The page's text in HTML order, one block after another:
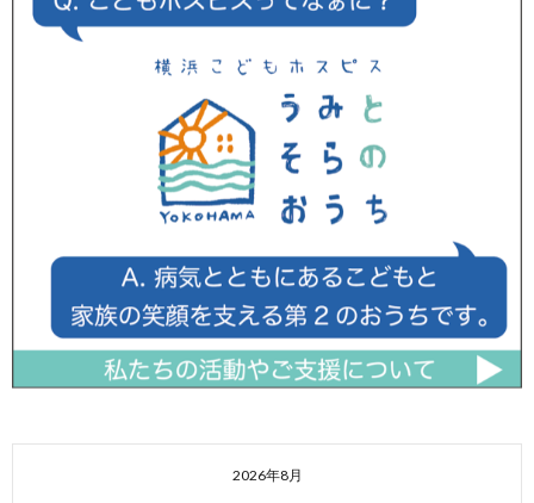
2026年8月